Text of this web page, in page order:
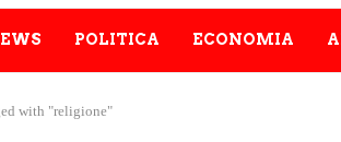
POLITICA ECONOMIA
with "religione"